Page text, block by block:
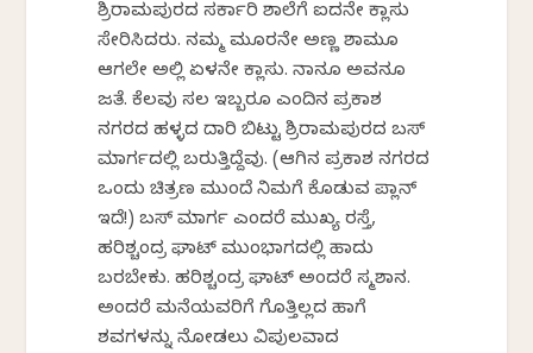
ಶ್ರಿರಾಮಪುರದ ಸರ್ಕಾರಿ ಶಾಲೆಗೆ ಐದನೇ ಕ್ಲಾಸು
ಸೇರಿಸಿದರು. ನಮ್ಮ ಮೂರನೇ ಅಣ್ಣ ಶಾಮೂ
ಆಗಲೇ ಅಲ್ಲಿ ಏಳನೇ ಕ್ಲಾಸು. ನಾನೂ ಅವನೂ
ಜತೆ. ಕೆಲವು ಸಲ ಇಬ್ಬರೂ ಎಂದಿನ ಪ್ರಕಾಶ
ನಗರದ ಹಳ್ಳದ ದಾರಿ ಬಿಟ್ಟು ಶ್ರಿರಾಮಪುರದ ಬಸ್
ಮಾರ್ಗದಲ್ಲಿ ಬರುತ್ತಿದ್ದೆವು. (ಆಗಿನ ಪ್ರಕಾಶ ನಗರದ
ಒಂದು ಚಿತ್ರಣ ಮುಂದೆ ನಿಮಗೆ ಕೊಡುವ ಪ್ಲಾನ್
ಇದೆ!) ಬಸ್ ಮಾರ್ಗ ಎಂದರೆ ಮುಖ್ಯ ರಸ್ತೆ,
ಹರಿಶ್ಚಂದ್ರ ಘಾಟ್ ಮುಂಭಾಗದಲ್ಲಿ ಹಾದು
ಬರಬೇಕು. ಹರಿಶ್ಚಂದ್ರ ಘಾಟ್ ಅಂದರೆ ಸ್ಮಶಾನ.
ಅಂದರೆ ಮನೆಯವರಿಗೆ ಗೊತ್ತಿಲ್ಲದ ಹಾಗೆ
ಶವಗಳನ್ನು ನೋಡಲು ವಿಪುಲವಾದ